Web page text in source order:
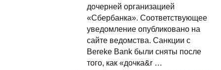
дочерней организацией
«Сбербанка». Соответствующее
уведомление опубликовано на
сайте ведомства. Санкции с
Bereke Bank были сняты после
того, как «дочка&r …